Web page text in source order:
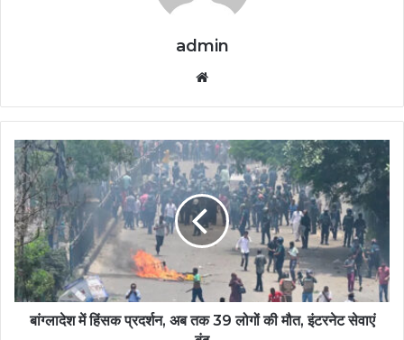
admin
बांग्लादेश में हिंसक प्रदर्शन, अब तक 39 लोगों की मौत, इंटरनेट सेवाएं